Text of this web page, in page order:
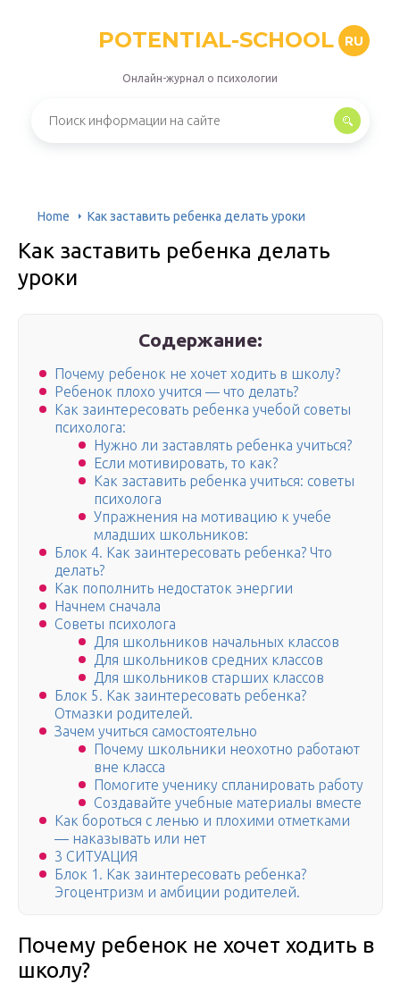
POTENTIAL-SCHOOL RU
Онлайн-журнал о психологии
Home Как заставить ребенка делать уроки
Как заставить ребенка делать
уроки
Содержание:
Почему ребенок не хочет ходить в школу?
Ребенок плохо учится — что делать?
Как заинтересовать ребенка учебой советы
психолога:
Нужно ли заставлять ребенка учиться?
Если мотивировать, то как?
Как заставить ребенка учиться: советы
психолога
Упражнения на мотивацию к учебе
младших школьников:
Блок 4. Как заинтересовать ребенка? Что
делать?
Как пополнить недостаток энергии
Начнем сначала
Советы психолога
Для школьников начальных классов
Для школьников средних классов
Для школьников старших классов
Блок 5. Как заинтересовать ребенка?
Отмазки родителей.
Зачем учиться самостоятельно
Почему школьники неохотно работают
вне класса
Помогите ученику спланировать работу
Создавайте учебные материалы вместе
Как бороться с ленью и плохими отметками
— наказывать или нет
3 СИТУАЦИЯ
Блок 1. Как заинтересовать ребенка?
Эгоцентризм и амбиции родителей.
Почему ребенок не хочет ходить в
школу?